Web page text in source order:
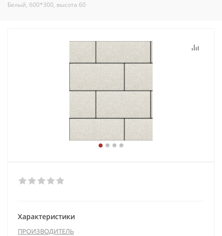
Белый, 600*300, высота 60
Характеристики
ПРОИЗВОДИТЕЛЬ